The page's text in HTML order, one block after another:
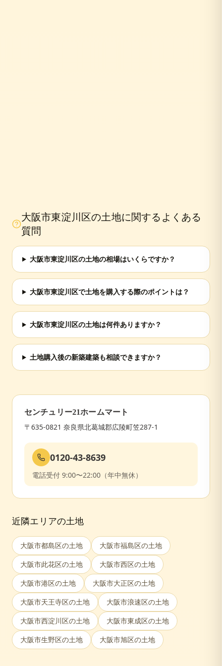
大阪市東淀川区の土地に関するよくある
質問
大阪市東淀川区の土地の相場はいくらですか？
大阪市東淀川区で土地を購入する際のポイントは？
大阪市東淀川区の土地は何件ありますか？
土地購入後の新築建築も相談できますか？
センチュリー21ホームマート
〒635-0821 奈良県北葛城郡広陵町笠287-1
0120-43-8639
電話受付 9:00〜22:00（年中無休）
近隣エリアの土地
大阪市都島区の土地 大阪市福島区の土地
大阪市此花区の土地 大阪市西区の土地
大阪市港区の土地 大阪市大正区の土地
大阪市天王寺区の土地 大阪市浪速区の土地
大阪市西淀川区の土地 大阪市東成区の土地
大阪市生野区の土地 大阪市旭区の土地